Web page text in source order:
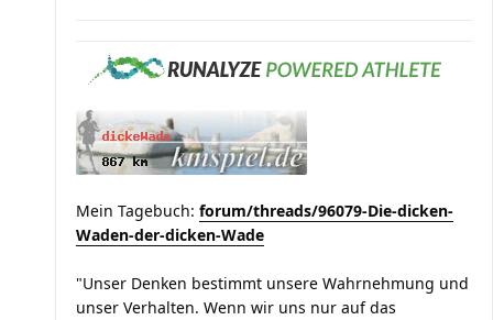
Mein Tagebuch: forum/threads/96079-Die-dicken-
Waden-der-dicken-Wade
"Unser Denken bestimmt unsere Wahrnehmung und
unser Verhalten. Wenn wir uns nur auf das